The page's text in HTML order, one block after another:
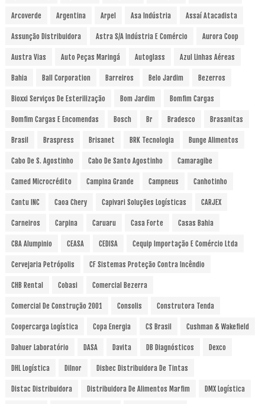
Arcoverde Argentina Arpel Asa Indústria Assaí Atacadista
Assunção Distribuidora Astra S/A Indústria E Comércio Aurora Coop
Austra Vias Auto Peças Maringá Autoglass Azul Linhas Aéreas
Bahia Ball Corporation Barreiros Belo Jardim Bezerros
Bioxxi Serviços De Esterilização Bom Jardim Bomfim Cargas
Bomfim Cargas E Encomendas Bosch Br Bradesco Brasanitas
Brasil Braspress Brisanet BRK Tecnologia Bunge Alimentos
Cabo De S. Agostinho Cabo De Santo Agostinho Camaragibe
Camed Microcrédito Campina Grande Campneus Canhotinho
Cantu INC Caoa Chery Capivari Soluções Logísticas CARJEX
Carneiros Carpina Caruaru Casa Forte Casas Bahia
CBA Alumpinio CEASA CEDISA Cequip Importação E Comércio Ltda
Cervejaria Petrópolis CF Sistemas Proteção Contra Incêndio
CHB Rental Cobasi Comercial Bezerra
Comercial De Construção 2001 Consolis Construtora Tenda
Coopercarga Logística Copa Energia CS Brasil Cushman & Wakefield
Dahuer Laboratório DASA Davita DB Diagnósticos Dexco
DHL Logística Dilnor Disbec Distribuidora De Tintas
Distac Distribuidora Distribuidora De Alimentos Marfim DMX Logística